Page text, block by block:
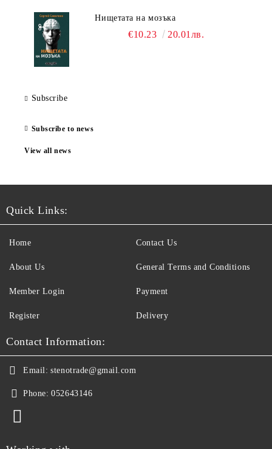
Нищетата на мозъка
€10.23 20.01лв.
Subscribe
Subscribe to news
View all news
Quick Links:
Home
About Us
Member Login
Register
Contact Us
General Terms and Conditions
Payment
Delivery
Contact Information:
Email: stenotrade@gmail.com
Phone: 052643146